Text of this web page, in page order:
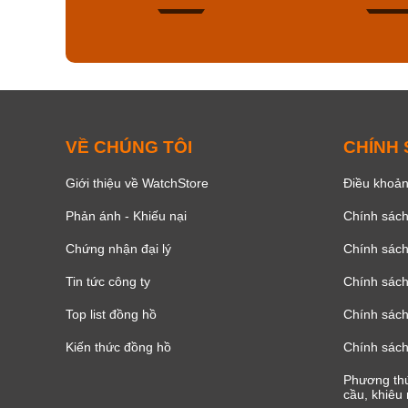
VỀ CHÚNG TÔI
Giới thiệu về WatchStore
Phản ánh - Khiếu nại
Chứng nhận đại lý
Tin tức công ty
Top list đồng hồ
Kiến thức đồng hồ
CHÍNH
Điều
Chính
Chính
Chính
Chính
Chính
Phương
cầu, khiêu